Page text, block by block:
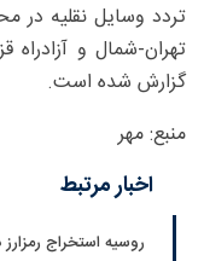
تردد وسایل نقلیه در
تهران-شمال و
گزارش شده است.
منبع: مهر
اخبار مرتبط
روسیه استخراج رمزارز در